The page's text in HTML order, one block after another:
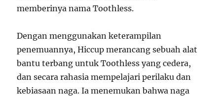
memberinya nama Toothless.
Dengan menggunakan keterampilan
penemuannya, Hiccup merancang sebuah alat
bantu terbang untuk Toothless yang cedera,
dan secara rahasia mempelajari perilaku dan
kebiasaan naga. Ia menemukan bahwa naga